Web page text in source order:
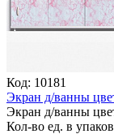
Код: 10181
Экран д/ванны
Экран д/ванны
Кол-во ед. в